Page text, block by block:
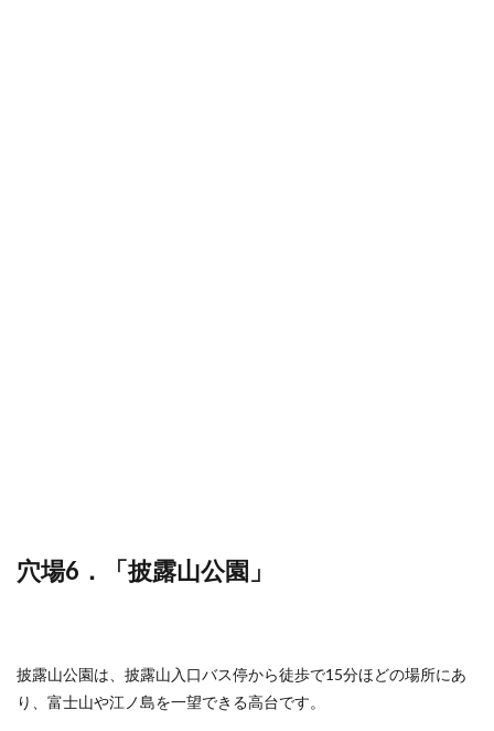
穴場6．「披露山公園」
披露山公園は、披露山入口バス停から徒歩で15分ほどの場所にあ
り、富士山や江ノ島を一望できる高台です。